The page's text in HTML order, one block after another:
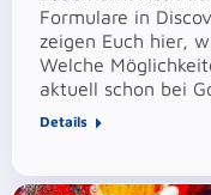
Formulare in
zeigen Euch hier,
Welche
aktuell schon bei
Details